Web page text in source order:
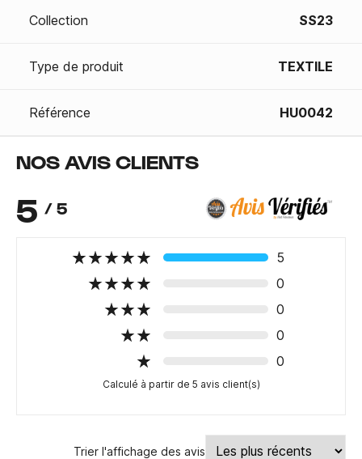
Collection SS23
Type de produit TEXTILE
Référence HU0042
NOS AVIS CLIENTS
5 / 5
5
0
0
0
0
Calculé à partir de 5 avis client(s)
Trier l'affichage des avis